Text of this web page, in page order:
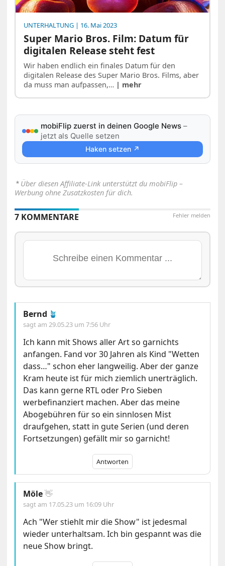
UNTERHALTUNG | 16. Mai 2023
Super Mario Bros. Film: Datum für
digitalen Release steht fest
Wir haben endlich ein finales Datum für den
digitalen Release des Super Mario Bros. Films, aber
da muss man aufpassen,… | mehr
mobiFlip zuerst in deinen Google News –
jetzt als Quelle setzen
Haken setzen ↗
⋆ Über diesen Affiliate-Link unterstützt du mobiFlip –
Werbung ohne Zusatzkosten für dich.
Fehler melden
7 KOMMENTARE
Bernd 🪴
sagt am 29.05.23 um 7:56 Uhr
Ich kann mit Shows aller Art so garnichts
anfangen. Fand vor 30 Jahren als Kind "Wetten
dass…" schon eher langweilig. Aber der ganze
Kram heute ist für mich ziemlich unerträglich.
Das kann gerne RTL oder Pro Sieben
werbefinanziert machen. Aber das meine
Abogebühren für so ein sinnlosen Mist
draufgehen, statt in gute Serien (und deren
Fortsetzungen) gefällt mir so garnicht!
Antworten
Möle👋
sagt am 17.05.23 um 16:09 Uhr
Ach "Wer stiehlt mir die Show" ist jedesmal
wieder unterhaltsam. Ich bin gespannt was die
neue Show bringt.